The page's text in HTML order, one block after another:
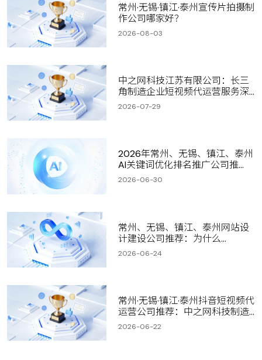
常州·无锡·镇江·泰州宣传片拍摄制
作公司哪家好？
2026-08-03
中之网科技江苏有限公司：长三
角制造企业短视频代运营服务深
度测
2026-07-29
2026年常州、无锡、镇江、泰州
AI关键词优化排名推广公司推
荐：深度评测与选型指南
2026-06-30
常州、无锡、镇江、泰州网站设
计建设公司推荐：为什么
1000+制造企业选择中之网科技
2026-06-24
常州·无锡·镇江·泰州抖音短视频代
运营公司推荐：中之网科技制造
业获客全链路解析
2026-06-22